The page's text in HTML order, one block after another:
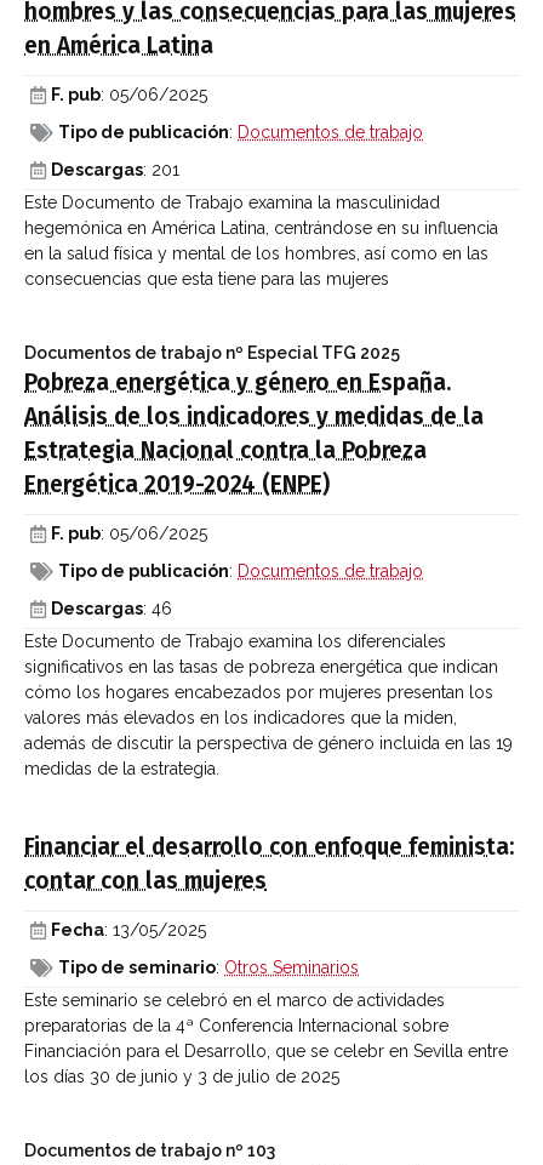
hombres y las consecuencias para las mujeres
en América Latina
F. pub: 05/06/2025
Tipo de publicación: Documentos de trabajo
Descargas: 201
Este Documento de Trabajo examina la masculinidad
hegemónica en América Latina, centrándose en su influencia
en la salud física y mental de los hombres, así como en las
consecuencias que esta tiene para las mujeres
Documentos de trabajo nº Especial TFG 2025
Pobreza energética y género en España.
Análisis de los indicadores y medidas de la
Estrategia Nacional contra la Pobreza
Energética 2019-2024 (ENPE)
F. pub: 05/06/2025
Tipo de publicación: Documentos de trabajo
Descargas: 46
Este Documento de Trabajo examina los diferenciales
significativos en las tasas de pobreza energética que indican
cómo los hogares encabezados por mujeres presentan los
valores más elevados en los indicadores que la miden,
además de discutir la perspectiva de género incluida en las 19
medidas de la estrategia.
Financiar el desarrollo con enfoque feminista:
contar con las mujeres
Fecha: 13/05/2025
Tipo de seminario: Otros Seminarios
Este seminario se celebró en el marco de actividades
preparatorias de la 4ª Conferencia Internacional sobre
Financiación para el Desarrollo, que se celebr en Sevilla entre
los días 30 de junio y 3 de julio de 2025
Documentos de trabajo nº 103